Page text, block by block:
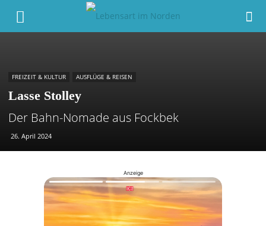
FREIZEIT & KULTUR AUSFLÜGE & REISEN
Lasse Stolley
Der Bahn-Nomade aus Fockbek
26. April 2024
Anzeige